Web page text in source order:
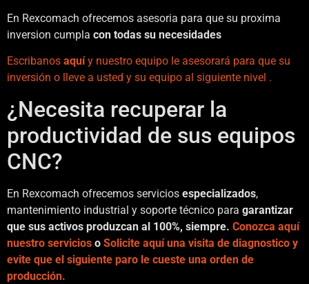
En Rexcomach ofrecemos asesoria para que su proxima
inversion cumpla con todas su necesidades
Escribanos aquíy nuestro equipo le asesorará para que su
inversión o lleve a usted y su equipo al siguiente nivel .
¿Necesita recuperar la
productividad de sus equipos
CNC?
En Rexcomach ofrecemos servicios especializados,
mantenimiento industrial y soporte técnico para garantizar
que sus activos produzcan al 100%, siempre. Conozca aquí
nuestro servicios o Solicite aquí una visita de diagnostico y
evite que el siguiente paro le cueste una orden de
producción.